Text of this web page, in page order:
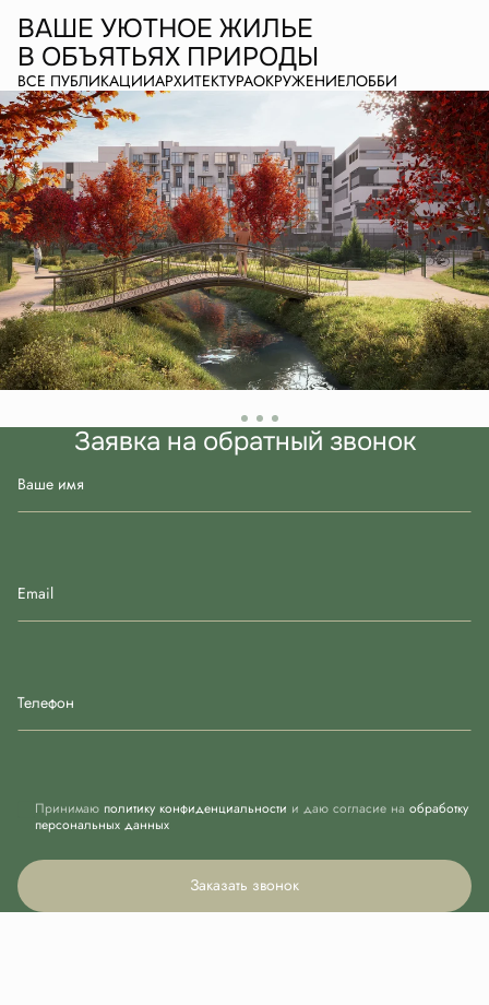
ВАШЕ УЮТНОЕ ЖИЛЬЕ
В ОБЪЯТЬЯХ ПРИРОДЫ
ВСЕ ПУБЛИКАЦИИАРХИТЕКТУРАОКРУЖЕНИЕЛОББИ
Заявка на обратный звонок
Ваше имя
Email
Телефон
Принимаю политику конфиденциальности и даю согласие на обработку
персональных данных
Заказать звонок